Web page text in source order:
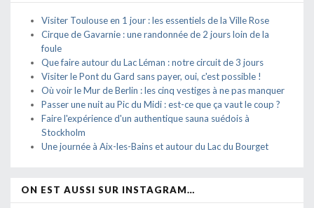
Visiter Toulouse en 1 jour : les essentiels de la Ville Rose
Cirque de Gavarnie : une randonnée de 2 jours loin de la
foule
Que faire autour du Lac Léman : notre circuit de 3 jours
Visiter le Pont du Gard sans payer, oui, c'est possible !
Où voir le Mur de Berlin : les cinq vestiges à ne pas manquer
Passer une nuit au Pic du Midi : est-ce que ça vaut le coup ?
Faire l'expérience d'un authentique sauna suédois à
Stockholm
Une journée à Aix-les-Bains et autour du Lac du Bourget
ON EST AUSSI SUR INSTAGRAM…